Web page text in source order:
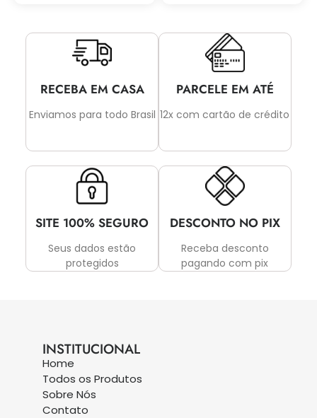
RECEBA EM CASA
Enviamos para todo Brasil
PARCELE EM ATÉ
12x com cartão de crédito
SITE 100% SEGURO
Seus dados estão
protegidos
DESCONTO NO PIX
Receba desconto
pagando com pix
INSTITUCIONAL
Home
Todos os Produtos
Sobre Nós
Contato